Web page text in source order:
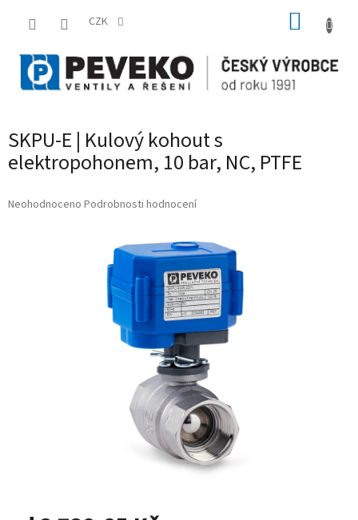
CZK
SKPU-E | Kulový kohout s
elektropohonem, 10 bar, NC, PTFE
Průměrné
Neohodnoceno Podrobnosti hodnocení